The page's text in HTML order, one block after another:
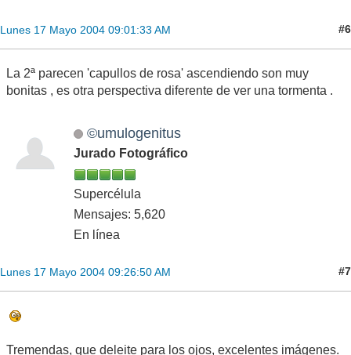
Lunes 17 Mayo 2004 09:01:33 AM #6
La 2ª parecen 'capullos de rosa' ascendiendo son muy
bonitas , es otra perspectiva diferente de ver una tormenta .
©umulogenitus
Jurado Fotográfico
Supercélula
Mensajes: 5,620
En línea
Lunes 17 Mayo 2004 09:26:50 AM #7
Tremendas, que deleite para los ojos, excelentes imágenes.